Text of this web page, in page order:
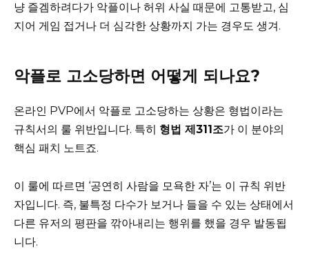
냥 즐겜하려다가 악플이나 허위 사실 때문에 고통받고, 심
지어 게임 접거나 더 심각한 상황까지 가는 경우도 생겨.
악플로 고소당하면 어떻게 되나요?
온라인 PVP에서 악플로 고소당하는 상황은 형법이라는
규칙서의 룰 위반입니다. 특히 형법 제311조가 이 분야의
핵심 패치 노트죠.
이 룰에 따르면 ‘공연히 사람을 모욕한 자’는 이 규칙 위반
자입니다. 즉, 불특정 다수가 보거나 들을 수 있는 상태에서
다른 유저의 평판을 깎아내리는 행위를 했을 경우 발동됩
니다.